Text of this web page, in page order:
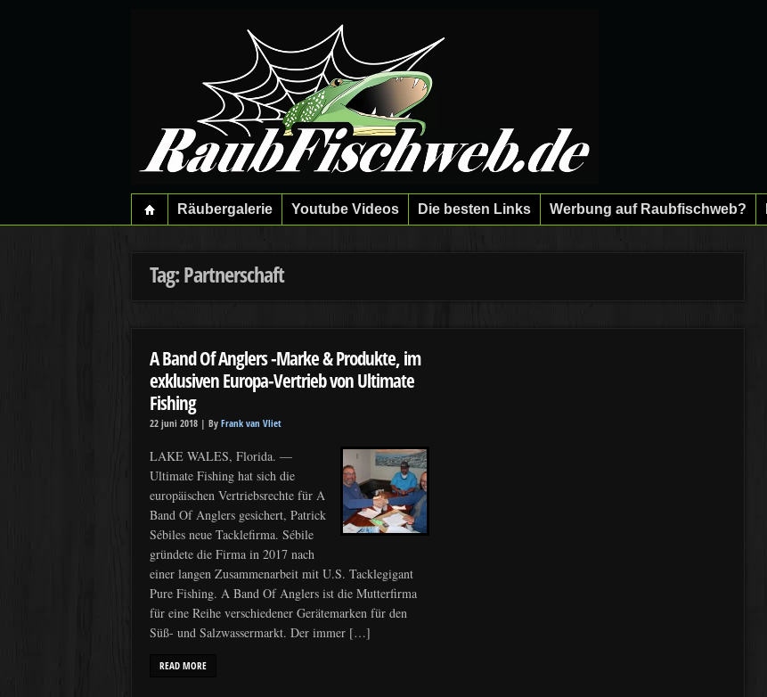
Räubergalerie Youtube Videos Die besten Links Werbung auf Raubfischweb?
Tag: Partnerschaft
A Band Of Anglers -Marke & Produkte, im
exklusiven Europa-Vertrieb von Ultimate
Fishing
22 juni 2018 | By Frank van Vliet
LAKE WALES, Florida. —
Ultimate Fishing hat sich die
europäischen Vertriebsrechte für A
Band Of Anglers gesichert, Patrick
Sébiles neue Tacklefirma. Sébile
gründete die Firma in 2017 nach
einer langen Zusammenarbeit mit U.S. Tacklegigant
Pure Fishing. A Band Of Anglers ist die Mutterfirma
für eine Reihe verschiedener Gerätemarken für den
Süß- und Salzwassermarkt. Der immer […]
READ MORE